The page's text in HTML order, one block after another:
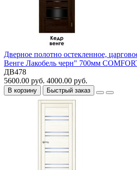
Дверное полотно остекленное,
Венге Лакобель черн" 700мм
ДВ478
5600.00 руб. 4000.00 руб.
В корзину Быстрый заказ